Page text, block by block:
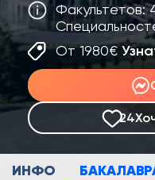
Факультетов:
От 1980€
24
ИНФО